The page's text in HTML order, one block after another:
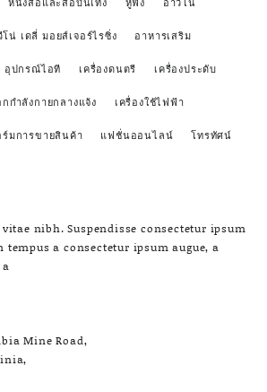
น่ เดลี่ มอยส์เจอร์ไรซิ่ง อาหารเสริม
อุปกรณ์ไอที เครื่องดนตรี เครื่องประดับ
กำลังกายกลางแจ้ง เครื่องใช้ไฟฟ้า
มการขายสินค้า แฟชั่นออนไลน์ โทรทัศน์
nibh. Suspendisse consectetur ipsum
tempus a consectetur ipsum augue, a
Mine Road,